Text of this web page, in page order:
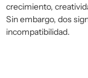
crecimiento,
Sin embargo, dos
incompatibilidad.